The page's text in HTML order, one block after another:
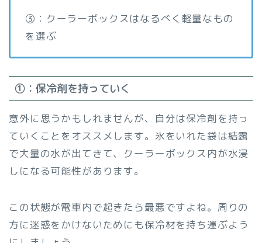
③：クーラーボックスはなるべく軽量なもの
を選ぶ
①：保冷剤を持っていく
意外に思うかもしれませんが、自分は保冷剤を持っ
ていくことをオススメします。氷をいれた袋は結露
で大量の水が出てきて、クーラーボックス内が水浸
しになる可能性があります。
この状態が電車内で起きたら最悪ですよね。周りの
方に迷惑をかけないためにも保冷材を持ち運ぶよう